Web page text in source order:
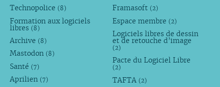
Technopolice (8)
Formation aux logiciels
libres (8)
Archive (8)
Mastodon (8)
Santé (7)
Aprilien (7)
Framasoft (2)
Espace membre (2)
Logiciels libres de dessin
et de retouche d’image
(2)
Pacte du Logiciel Libre
(2)
TAFTA (2)